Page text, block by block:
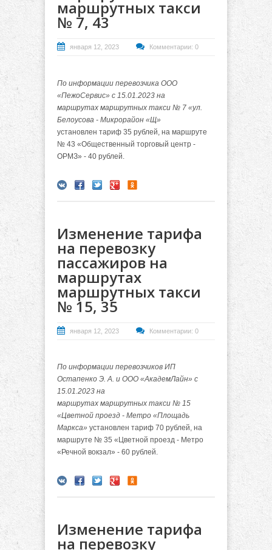
маршрутных такси
№ 7, 43
января 12, 2023 Комментарии: 0
По информации перевозчика ООО
«ПежоСервис» с 15.01.2023 на
маршрутах маршрутных такси № 7 «ул.
Белоусова - Микрорайон «Щ»
установлен тариф 35 рублей, на маршруте
№ 43 «Общественный торговый центр -
ОРМЗ» - 40 рублей.
Изменение тарифа
на перевозку
пассажиров на
маршрутах
маршрутных такси
№ 15, 35
января 12, 2023 Комментарии: 0
По информации перевозчиков ИП
Остапенко Э. А. и ООО «АкадемЛайн» с
15.01.2023 на
маршрутах маршрутных такси № 15
«Цветной проезд - Метро «Площадь
Маркса» установлен тариф 70 рублей, на
маршруте № 35 «Цветной проезд - Метро
«Речной вокзал» - 60 рублей.
Изменение тарифа
на перевозку